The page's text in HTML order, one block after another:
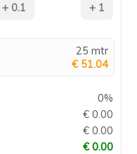
25 mtr
€ 51.04
0%
€ 0.00
€ 0.00
€ 0.00